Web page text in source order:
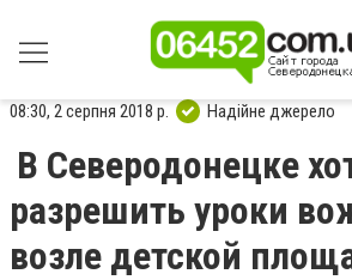
08:30, 2 серпня 2018 р. Надійне джерело
В Северодонецке
разрешить уроки
возле детской